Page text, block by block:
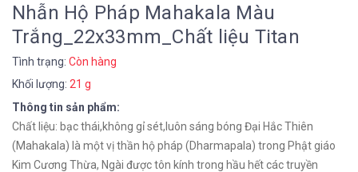
Nhẫn Hộ Pháp Mahakala Màu
Trắng_22x33mm_Chất liệu Titan
Tình trạng: Còn hàng
Khối lượng: 21 g
Thông tin sản phẩm:
Chất liệu: bạc thái,không gỉ sét,luôn sáng bóng Đại Hắc Thiên
(Mahakala) là một vị thần hộ pháp (Dharmapala) trong Phật giáo
Kim Cương Thừa, Ngài được tôn kính trong hầu hết các truyền